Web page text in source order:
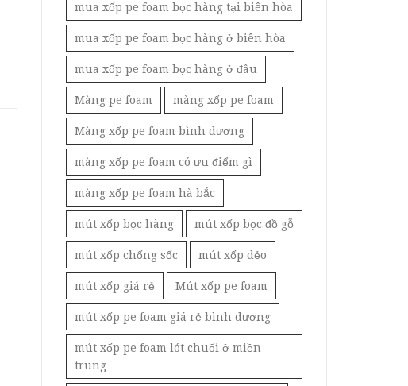
mua xốp pe foam bọc hàng tại biên hòa
mua xốp pe foam bọc hàng ở biên hòa
mua xốp pe foam bọc hàng ở đâu
Màng pe foam màng xốp pe foam
Màng xốp pe foam bình dương
màng xốp pe foam có ưu điểm gì
màng xốp pe foam hà bắc
mút xốp bọc hàng mút xốp bọc đồ gỗ
mút xốp chống sốc mút xốp dẻo
mút xốp giá rẻ Mút xốp pe foam
mút xốp pe foam giá rẻ bình dương
mút xốp pe foam lót chuối ở miền
trung